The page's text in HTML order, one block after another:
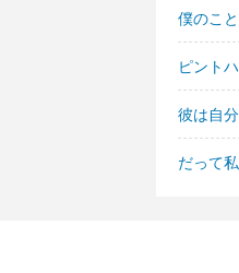
僕のこ
ピント
彼は自
だって